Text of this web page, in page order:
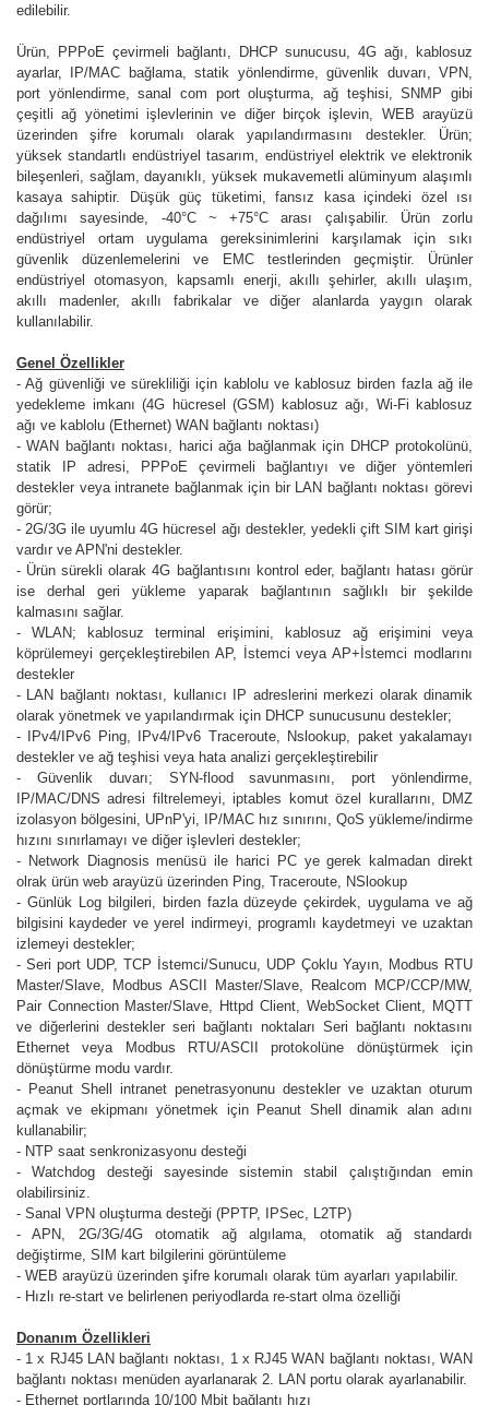
edilebilir.
Ürün, PPPoE çevirmeli bağlantı, DHCP sunucusu, 4G ağı, kablosuz
ayarlar, IP/MAC bağlama, statik yönlendirme, güvenlik duvarı, VPN,
port yönlendirme, sanal com port oluşturma, ağ teşhisi, SNMP gibi
çeşitli ağ yönetimi işlevlerinin ve diğer birçok işlevin, WEB arayüzü
üzerinden şifre korumalı olarak yapılandırmasını destekler. Ürün;
yüksek standartlı endüstriyel tasarım, endüstriyel elektrik ve elektronik
bileşenleri, sağlam, dayanıklı, yüksek mukavemetli alüminyum alaşımlı
kasaya sahiptir. Düşük güç tüketimi, fansız kasa içindeki özel ısı
dağılımı sayesinde, -40°C ~ +75°C arası çalışabilir. Ürün zorlu
endüstriyel ortam uygulama gereksinimlerini karşılamak için sıkı
güvenlik düzenlemelerini ve EMC testlerinden geçmiştir. Ürünler
endüstriyel otomasyon, kapsamlı enerji, akıllı şehirler, akıllı ulaşım,
akıllı madenler, akıllı fabrikalar ve diğer alanlarda yaygın olarak
kullanılabilir.
Genel Özellikler
- Ağ güvenliği ve sürekliliği için kablolu ve kablosuz birden fazla ağ ile
yedekleme imkanı (4G hücresel (GSM) kablosuz ağı, Wi-Fi kablosuz
ağı ve kablolu (Ethernet) WAN bağlantı noktası)
- WAN bağlantı noktası, harici ağa bağlanmak için DHCP protokolünü,
statik IP adresi, PPPoE çevirmeli bağlantıyı ve diğer yöntemleri
destekler veya intranete bağlanmak için bir LAN bağlantı noktası görevi
görür;
- 2G/3G ile uyumlu 4G hücresel ağı destekler, yedekli çift SIM kart girişi
vardır ve APN'ni destekler.
- Ürün sürekli olarak 4G bağlantısını kontrol eder, bağlantı hatası görür
ise derhal geri yükleme yaparak bağlantının sağlıklı bir şekilde
kalmasını sağlar.
- WLAN; kablosuz terminal erişimini, kablosuz ağ erişimini veya
köprülemeyi gerçekleştirebilen AP, İstemci veya AP+İstemci modlarını
destekler
- LAN bağlantı noktası, kullanıcı IP adreslerini merkezi olarak dinamik
olarak yönetmek ve yapılandırmak için DHCP sunucusunu destekler;
- IPv4/IPv6 Ping, IPv4/IPv6 Traceroute, Nslookup, paket yakalamayı
destekler ve ağ teşhisi veya hata analizi gerçekleştirebilir
- Güvenlik duvarı; SYN-flood savunmasını, port yönlendirme,
IP/MAC/DNS adresi filtrelemeyi, iptables komut özel kurallarını, DMZ
izolasyon bölgesini, UPnP'yi, IP/MAC hız sınırını, QoS yükleme/indirme
hızını sınırlamayı ve diğer işlevleri destekler;
- Network Diagnosis menüsü ile harici PC ye gerek kalmadan direkt
olrak ürün web arayüzü üzerinden Ping, Traceroute, NSlookup
- Günlük Log bilgileri, birden fazla düzeyde çekirdek, uygulama ve ağ
bilgisini kaydeder ve yerel indirmeyi, programlı kaydetmeyi ve uzaktan
izlemeyi destekler;
- Seri port UDP, TCP İstemci/Sunucu, UDP Çoklu Yayın, Modbus RTU
Master/Slave, Modbus ASCII Master/Slave, Realcom MCP/CCP/MW,
Pair Connection Master/Slave, Httpd Client, WebSocket Client, MQTT
ve diğerlerini destekler seri bağlantı noktaları Seri bağlantı noktasını
Ethernet veya Modbus RTU/ASCII protokolüne dönüştürmek için
dönüştürme modu vardır.
- Peanut Shell intranet penetrasyonunu destekler ve uzaktan oturum
açmak ve ekipmanı yönetmek için Peanut Shell dinamik alan adını
kullanabilir;
- NTP saat senkronizasyonu desteği
-
Watchdog desteği sayesinde sistemin stabil çalıştığından emin
olabilirsiniz.
- Sanal VPN oluşturma desteği (PPTP, IPSec, L2TP)
-
APN, 2G/3G/4G otomatik ağ algılama, otomatik ağ standardı
değiştirme, SIM kart bilgilerini görüntüleme
- WEB arayüzü üzerinden şifre korumalı olarak tüm ayarları yapılabilir.
- Hızlı re-start ve belirlenen periyodlarda re-start olma özelliği
Donanım Özellikleri
- 1 x RJ45 LAN bağlantı noktası, 1 x RJ45 WAN bağlantı noktası, WAN
bağlantı noktası menüden ayarlanarak 2. LAN portu olarak ayarlanabilir.
- Ethernet portlarında 10/100 Mbit bağlantı hızı